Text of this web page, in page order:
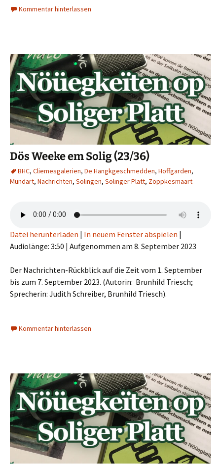
Kommentar hinterlassen
Dös Weeke em Solig (23/36)
BHC, Cliemesgalerien, De Hangkgeschmedden, Hoffgarden,
Mundart, Nachrichten, Solingen, Solinger Platt, Zöppkesmaart
Datei herunterladen | In neuem Fenster abspielen |
Audiolänge: 3:50 | Aufgenommen am 8. September 2023
Der Nachrichten-Rückblick auf die Zeit vom 1. September
bis zum 7. September 2023. (Autorin: Brunhild Triesch;
Sprecherin: Judith Schreiber, Brunhild Triesch).
Kommentar hinterlassen